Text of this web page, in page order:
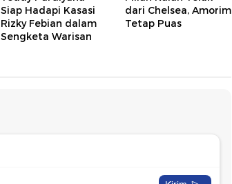
Siap Hadapi Kasasi
Rizky Febian dalam
Sengketa Warisan
dari Chelsea, Amorim
Tetap Puas